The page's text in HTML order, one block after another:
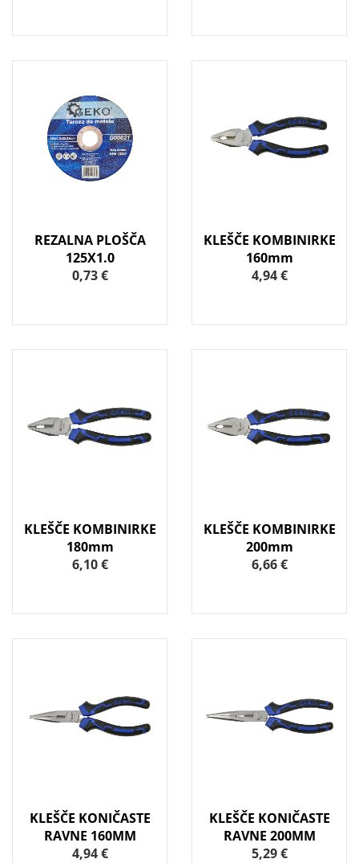
REZALNA PLOŠČA
125X1.0
0,73 €
KLEŠČE KOMBINIRKE
160mm
4,94 €
KLEŠČE KOMBINIRKE
180mm
6,10 €
KLEŠČE KOMBINIRKE
200mm
6,66 €
KLEŠČE KONIČASTE
RAVNE 160MM
4,94 €
KLEŠČE KONIČASTE
RAVNE 200MM
5,29 €